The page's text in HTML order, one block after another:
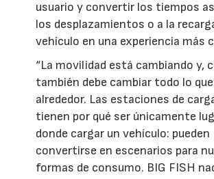
usuario y convertir los tiempos
los desplazamientos o a la
vehículo en una experiencia más
“La movilidad está cambiando y,
también debe cambiar todo lo
alrededor. Las estaciones de
tienen por qué ser únicamente
donde cargar un vehículo: pueden
convertirse en escenarios para
formas de consumo. BIG FISH